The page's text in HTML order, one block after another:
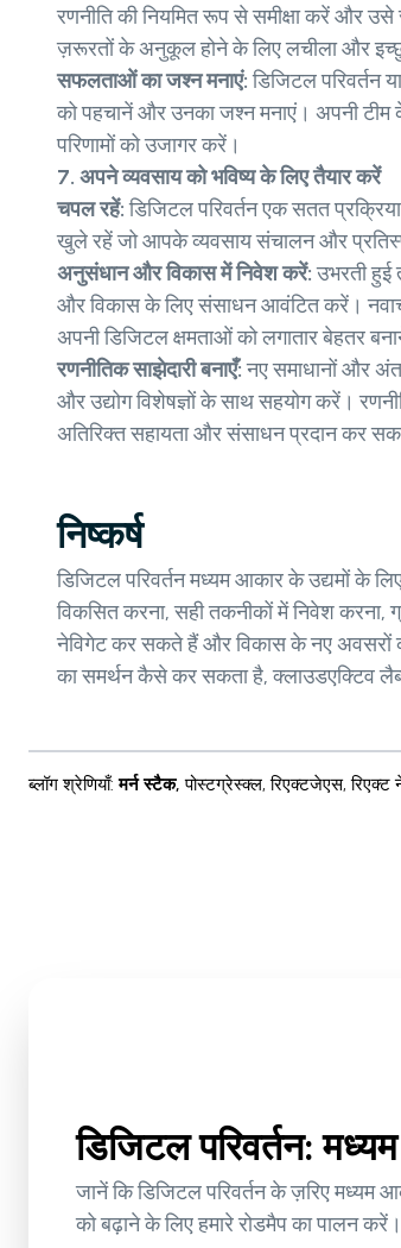
रणनीति की नियमित रूप से समीक्षा करें और
ज़रूरतों के अनुकूल होने के लिए लचीला और
सफलताओं का जश्न मनाएं:डिजिटल परिवर्तन
को पहचानें और उनका जश्न मनाएं। अपनी टीम
परिणामों को उजागर करें।
7. अपने व्यवसाय को भविष्य के लिए तैयार करें
चपल रहें:डिजिटल परिवर्तन एक सतत
खुले रहें जो आपके व्यवसाय संचालन और
अनुसंधान और विकास में निवेश करें:उभरती हुई
और विकास के लिए संसाधन आवंटित करें।
अपनी डिजिटल क्षमताओं को लगातार बेहतर
रणनीतिक साझेदारी बनाएँ:नए समाधानों और
और उद्योग विशेषज्ञों के साथ सहयोग करें।
अतिरिक्त सहायता और संसाधन प्रदान कर
निष्कर्ष
डिजिटल परिवर्तन मध्यम आकार के उद्यमों के
विकसित करना, सही तकनीकों में निवेश करना,
नेविगेट कर सकते हैं और विकास के नए अवसरों
का समर्थन कैसे कर सकता है, क्लाउडएक्टिव
ब्लॉग श्रेणियाँ: मर्न स्टैक, पोस्टग्रेस्क्ल,रिएक्टजेएस,रिएक्ट
डिजिटल परिवर्तन:
जानें कि डिजिटल परिवर्तन के ज़रिए
को बढ़ाने के लिए हमारे रोडमैप का पालन करें।